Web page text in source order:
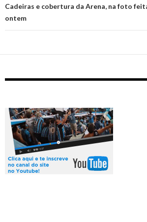
Cadeiras e cobertura da Arena, na foto
ontem